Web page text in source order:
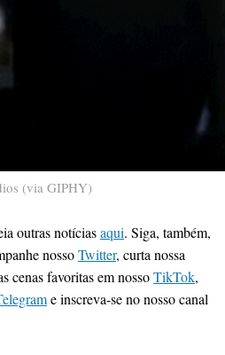
(via GIPHY)
outras notíciasaqui. Siga, também,
nossoTwitter, curta nossa
cenas favoritas em nossoTikTok,
e inscreva-se no nosso canal